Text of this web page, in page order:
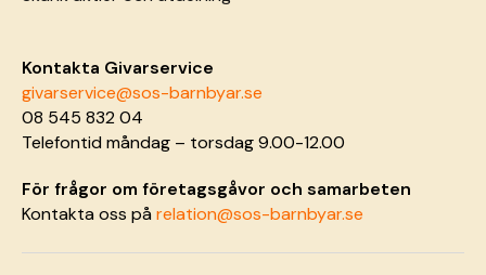
Kontakta Givarservice
givarservice@sos-barnbyar.se
08 545 832 04
Telefontid måndag – torsdag 9.00-12.00
För frågor om företagsgåvor och samarbeten
Kontakta oss pårelation@sos-barnbyar.se